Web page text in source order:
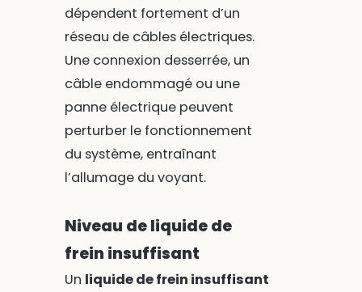
dépendent fortement d’un
réseau de câbles électriques.
Une connexion desserrée, un
câble endommagé ou une
panne électrique peuvent
perturber le fonctionnement
du système, entraînant
l’allumage du voyant.
Niveau de liquide de
frein insuffisant
Un liquide de frein insuffisant